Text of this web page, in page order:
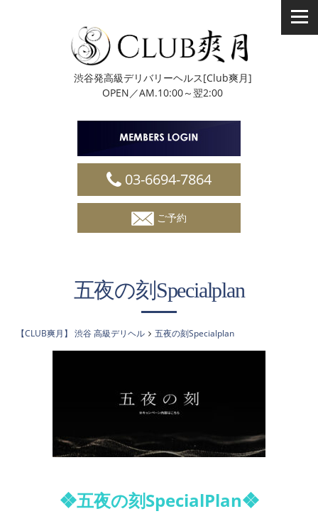
渋谷発高級デリバリーヘルス[Club爽月]
OPEN／AM.10:00～翌2:00
03-6694-7864
ご予約
五夜の刻Specialplan
【CLUB爽月】 渋谷 高級デリヘル 五夜の刻Specialplan
❖五夜の刻SpecialPlan❖
t
o